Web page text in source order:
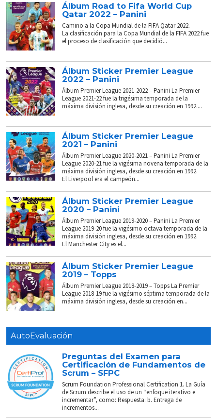
Álbum Road to Fifa World Cup
Qatar 2022 – Panini
Camino a la Copa Mundial de la FIFA Qatar 2022.
La clasificación para la Copa Mundial de la FIFA 2022 fue
el proceso de clasificación que decidió...
Álbum Sticker Premier League
2022 – Panini
Álbum Premier League 2021-2022 – Panini La Premier
League 2021-22 fue la trigésima temporada de la
máxima división inglesa, desde su creación en 1992....
Álbum Sticker Premier League
2021 – Panini
Álbum Premier League 2020-2021 – Panini La Premier
League 2020-21 fue la vigésima novena temporada de la
máxima división inglesa, desde su creación en 1992.
El Liverpool era el campeón...
Álbum Sticker Premier League
2020 – Panini
Álbum Premier League 2019-2020 – Panini La Premier
League 2019-20 fue la vigésimo octava temporada de la
máxima división inglesa, desde su creación en 1992.
El Manchester City es el...
Álbum Sticker Premier League
2019 – Topps
Álbum Premier League 2018-2019 – Topps La Premier
League 2018-19 fue la vigésimo séptima temporada de la
máxima división inglesa, desde su creación en...
AutoEvaluación
Preguntas del Examen para
Certificación de Fundamentos de
Scrum – SFPC
Scrum Foundation Professional Certification 1. La Guía
de Scrum describe el uso de un “enfoque iterativo e
incrementar”, como: Respuesta: b. Entrega de
incrementos...